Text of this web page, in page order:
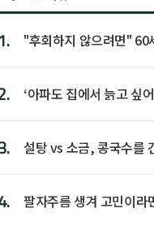
1.
"후회하지 않으려면" 60
‘아파도 집에서 늙고 싶
설탕 vs 소금, 콩국수를
팔자주름 생겨 고민이라